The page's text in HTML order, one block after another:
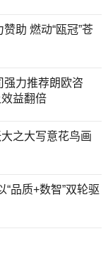
助 燃动“瓯冠”苍
强力推荐朗欧咨
益翻倍
之大写意花鸟画
“品质+数智”双轮驱